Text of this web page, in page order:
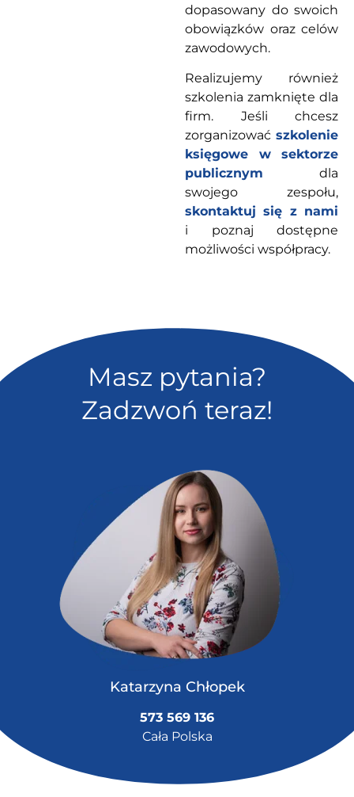
dopasowany do swoich
obowiązków oraz celów
zawodowych.
Realizujemy również
szkolenia zamknięte dla
firm. Jeśli chcesz
zorganizować szkolenie
księgowe w sektorze
publicznym dla
swojego zespołu,
skontaktuj się z nami
i poznaj dostępne
możliwości współpracy.
Masz pytania?
Zadzwoń teraz!
Katarzyna Chłopek
573 569 136
Cała Polska